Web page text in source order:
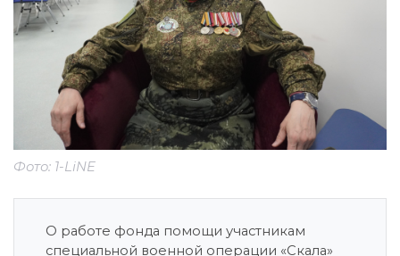
Фото: 1-LiNE
О работе фонда помощи участникам
специальной военной операции «Скала»